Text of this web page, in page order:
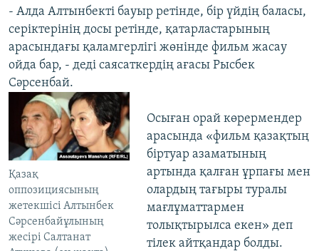
- Алда Алтынбекті бауыр ретінде, бір үйдің баласы,
серіктерінің досы ретінде, қатарластарының
арасындағы қаламгерлігі жөнінде фильм жасау
ойда бар, - деді саясаткердің ағасы Рысбек
Сәрсенбай.
Қазақ
оппозициясының
жетекшісі Алтынбек
Сәрсенбайұлының
жесірі Салтанат
Осыған орай көрермендер
арасында «фильм қазақтың
біртуар азаматының
артында қалған ұрпағы мен
олардың тағыры туралы
мағлұматтармен
толықтырылса екен» деп
тілек айтқандар болды.